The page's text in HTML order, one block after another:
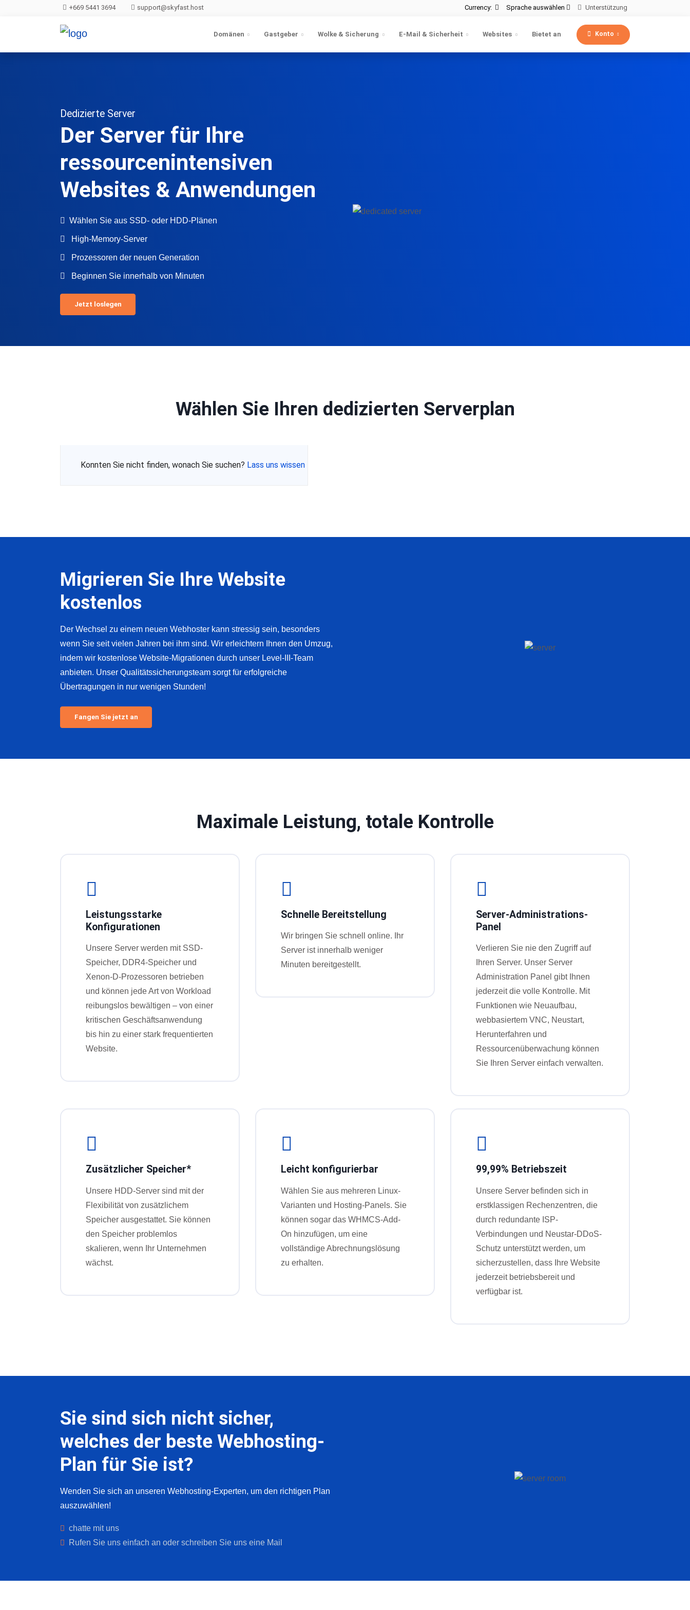
+669 5441 3694 support@skyfast.host Currency: Sprache auswählen Unterstützung
Domänen Gastgeber Wolke & Sicherung E-Mail & Sicherheit Websites Bietet an Konto
Dedizierte Server
Der Server für Ihre
ressourcenintensiven
Websites & Anwendungen
Wählen Sie aus SSD- oder HDD-Plänen
High-Memory-Server
Prozessoren der neuen Generation
Beginnen Sie innerhalb von Minuten
Jetzt loslegen
Wählen Sie Ihren dedizierten Serverplan
Konnten Sie nicht finden, wonach Sie suchen? Lass uns wissen
Migrieren Sie Ihre Website
kostenlos
Der Wechsel zu einem neuen Webhoster kann stressig sein, besonders
wenn Sie seit vielen Jahren bei ihm sind. Wir erleichtern Ihnen den Umzug,
indem wir kostenlose Website-Migrationen durch unser Level-III-Team
anbieten. Unser Qualitätssicherungsteam sorgt für erfolgreiche
Übertragungen in nur wenigen Stunden!
Fangen Sie jetzt an
Maximale Leistung, totale Kontrolle
Leistungsstarke
Konfigurationen
Unsere Server werden mit SSD-
Speicher, DDR4-Speicher und
Xenon-D-Prozessoren betrieben
und können jede Art von Workload
reibungslos bewältigen – von einer
kritischen Geschäftsanwendung
bis hin zu einer stark frequentierten
Website.
Schnelle Bereitstellung
Wir bringen Sie schnell online. Ihr
Server ist innerhalb weniger
Minuten bereitgestellt.
Server-Administrations-
Panel
Verlieren Sie nie den Zugriff auf
Ihren Server. Unser Server
Administration Panel gibt Ihnen
jederzeit die volle Kontrolle. Mit
Funktionen wie Neuaufbau,
webbasiertem VNC, Neustart,
Herunterfahren und
Ressourcenüberwachung können
Sie Ihren Server einfach verwalten.
Zusätzlicher Speicher*
Unsere HDD-Server sind mit der
Flexibilität von zusätzlichem
Speicher ausgestattet. Sie können
den Speicher problemlos
skalieren, wenn Ihr Unternehmen
wächst.
Leicht konfigurierbar
Wählen Sie aus mehreren Linux-
Varianten und Hosting-Panels. Sie
können sogar das WHMCS-Add-
On hinzufügen, um eine
vollständige Abrechnungslösung
zu erhalten.
99,99% Betriebszeit
Unsere Server befinden sich in
erstklassigen Rechenzentren, die
durch redundante ISP-
Verbindungen und Neustar-DDoS-
Schutz unterstützt werden, um
sicherzustellen, dass Ihre Website
jederzeit betriebsbereit und
verfügbar ist.
Sie sind sich nicht sicher,
welches der beste Webhosting-
Plan für Sie ist?
Wenden Sie sich an unseren Webhosting-Experten, um den richtigen Plan
auszuwählen!
chatte mit uns
Rufen Sie uns einfach an oder schreiben Sie uns eine Mail